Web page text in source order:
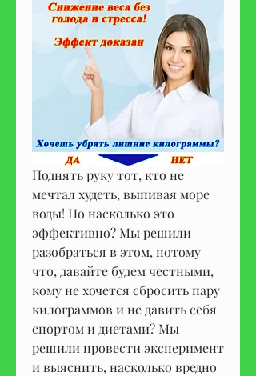
Поднять руку тот, кто не
мечтал худеть, выпивая море
воды! Но насколько это
эффективно? Мы решили
разобраться в этом, потому
что, давайте будем честными,
кому не хочется сбросить пару
килограммов и не давить себя
спортом и диетами? Мы
решили провести эксперимент
и выяснить, насколько вредно